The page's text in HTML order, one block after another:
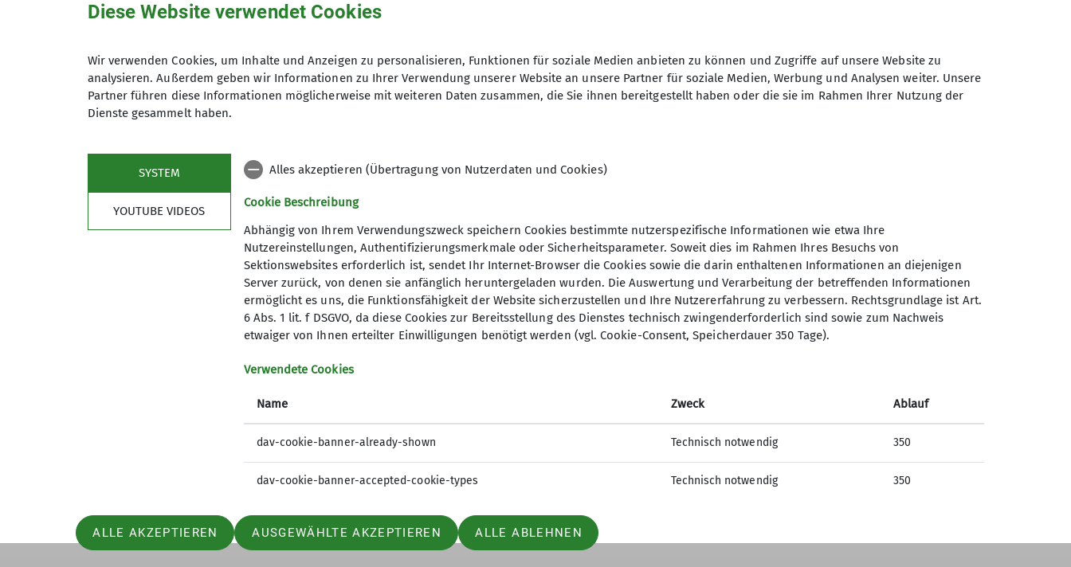
Hiermit bestätige ich die Kenntnisnahme der Datenschutzerklärung *
Hiermit erkläre ich mich einverstanden, dass meine in das Kontaktformular eingegebenen Daten elektronisch gesichert und zum
*
Mit (*) markierte Felder sind Pflichtfelder
Sektion
Mitglied werden
Sandkästle
Gruppen
Ortsgruppe Nordrach
Sportgruppe
Sektion Offenburg des
Deutschen Alpenvereins e.V.
Telefon +497819709190
Diese Website verwendet Cookies
Wir verwenden Cookies, um Inhalte und Anzeigen zu personalisieren, Funktionen für soziale Medien anbieten zu können und Zugriffe auf unsere Website zu
analysieren. Außerdem geben wir Informationen zu Ihrer Verwendung unserer Website an unsere Partner für soziale Medien, Werbung und Analysen weiter. Unsere
Partner führen diese Informationen möglicherweise mit weiteren Daten zusammen, die Sie ihnen bereitgestellt haben oder die sie im Rahmen Ihrer Nutzung der
Dienste gesammelt haben.
SYSTEM
YOUTUBE VIDEOS
Alles akzeptieren (Übertragung von Nutzerdaten und Cookies)
Cookie Beschreibung
Abhängig von Ihrem Verwendungszweck speichern Cookies bestimmte nutzerspezifische Informationen wie etwa Ihre
Nutzereinstellungen, Authentifizierungsmerkmale oder Sicherheitsparameter. Soweit dies im Rahmen Ihres Besuchs von
Sektionswebsites erforderlich ist, sendet Ihr Internet-Browser die Cookies sowie die darin enthaltenen Informationen an diejenigen
Server zurück, von denen sie anfänglich heruntergeladen wurden. Die Auswertung und Verarbeitung der betreffenden Informationen
ermöglicht es uns, die Funktionsfähigkeit der Website sicherzustellen und Ihre Nutzererfahrung zu verbessern. Rechtsgrundlage ist Art.
6 Abs. 1 lit. f DSGVO, da diese Cookies zur Bereitsstellung des Dienstes technisch zwingenderforderlich sind sowie zum Nachweis
etwaiger von Ihnen erteilter Einwilligungen benötigt werden (vgl. Cookie-Consent, Speicherdauer 350 Tage).
Verwendete Cookies
Name Zweck Ablauf
dav-cookie-banner-already-shown Technisch notwendig 350
dav-cookie-banner-accepted-cookie-types Technisch notwendig 350
ALLE AKZEPTIEREN AUSGEWÄHLTE AKZEPTIEREN ALLE ABLEHNEN